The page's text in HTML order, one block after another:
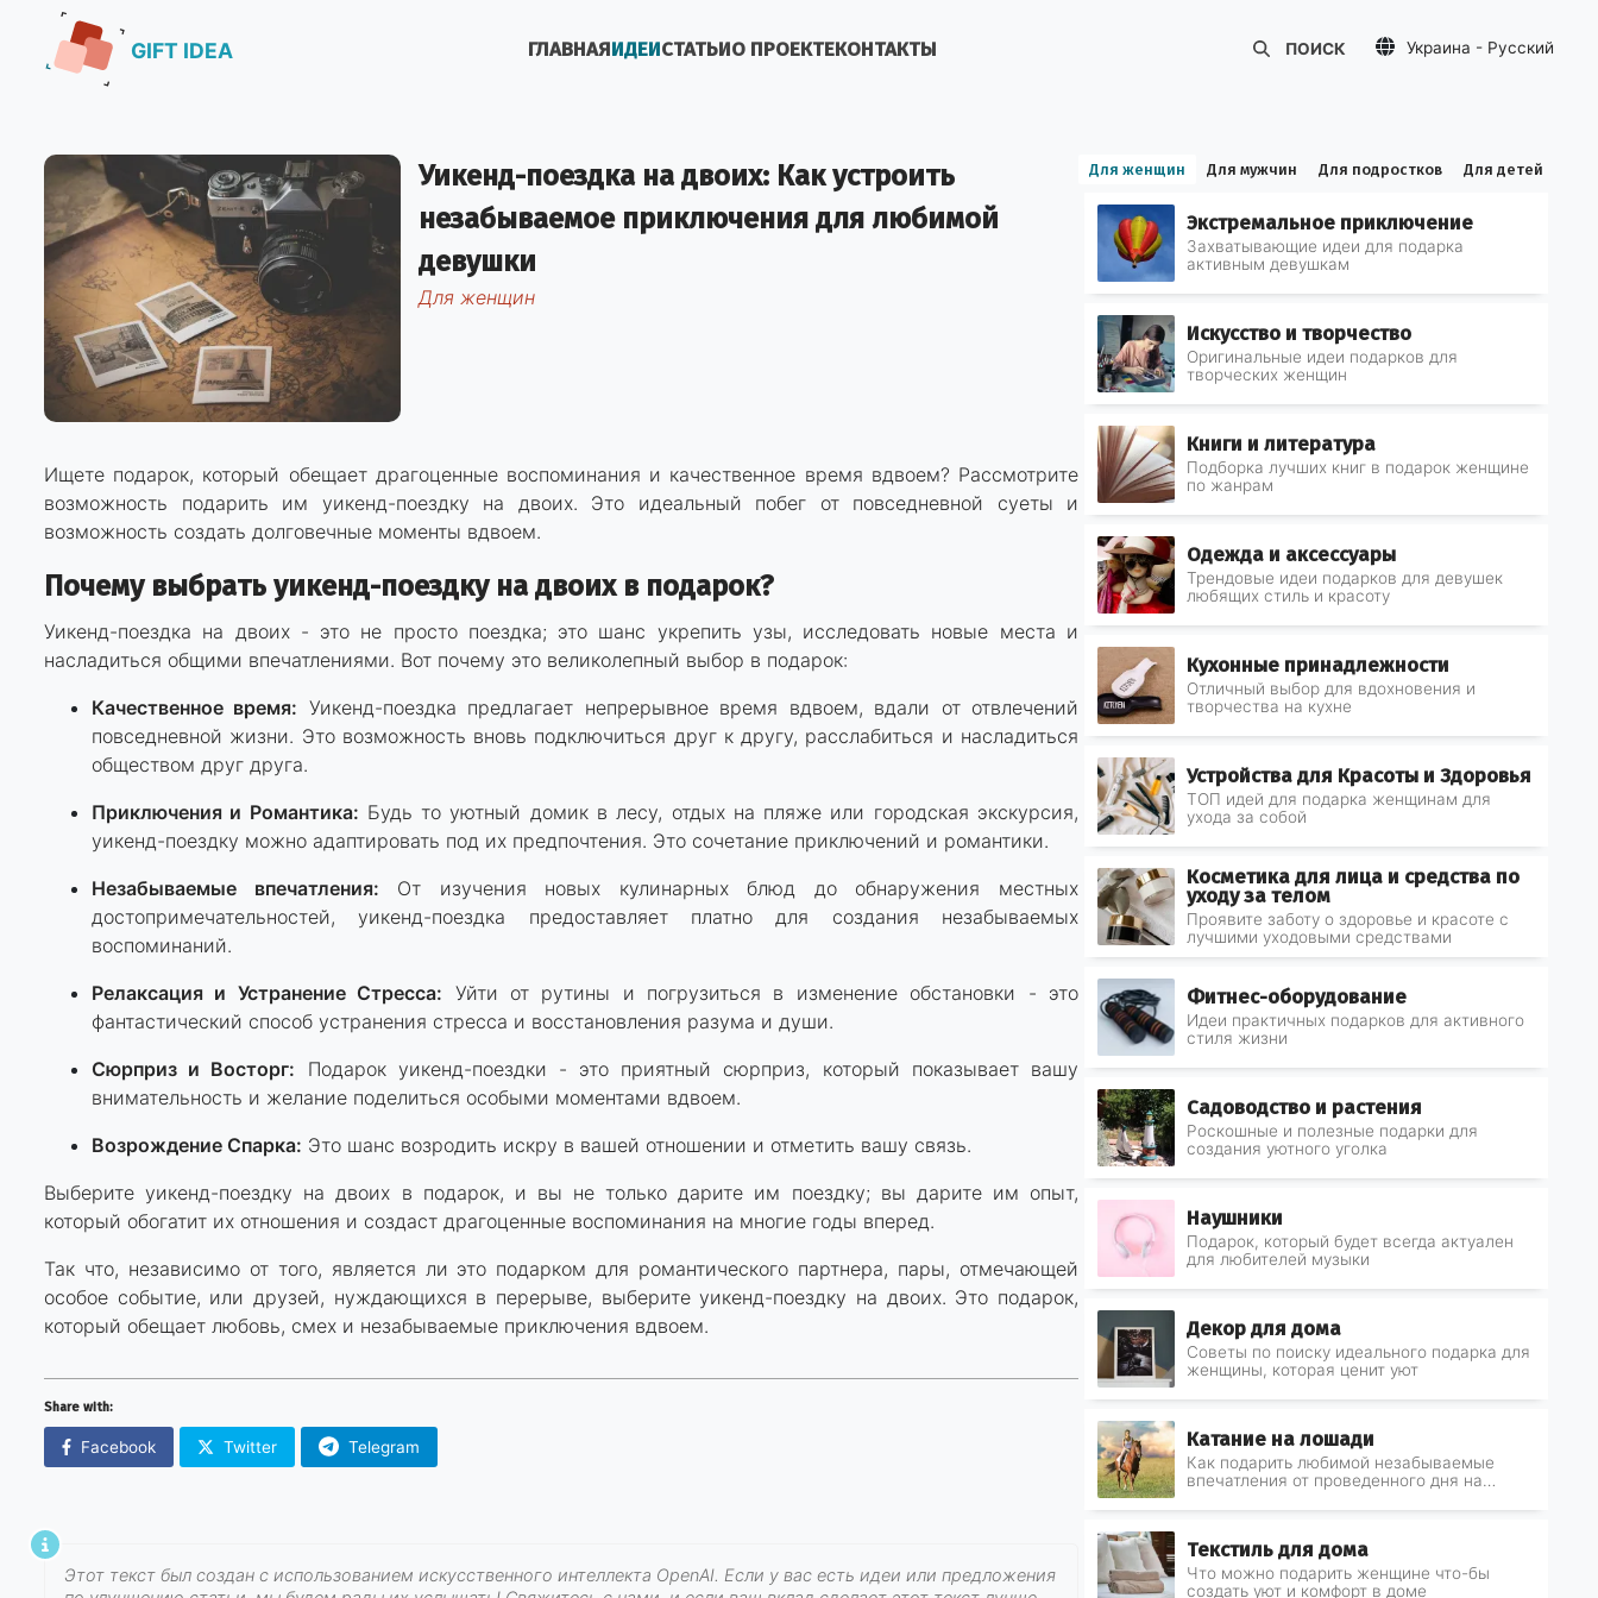
GIFT IDEA ГЛАВНАЯИДЕИСТАТЬИO ПРОЕКТЕКОНТАКТЫ ПОИСК Украина - Русский
Уикенд-поездка на двоих: Как устроить
незабываемое приключения для любимой
девушки
для женщин
Ищете подарок, который обещает драгоценные воспоминания и качественное время вдвоем? Рассмотрите
возможность подарить им уикенд-поездку на двоих. Это идеальный побег от повседневной суеты и
возможность создать долговечные моменты вдвоем.
Почему выбрать уикенд-поездку на двоих в подарок?
Уикенд-поездка на двоих - это не просто поездка; это шанс укрепить узы, исследовать новые места и
насладиться общими впечатлениями. Вот почему это великолепный выбор в подарок:
Качественное время: Уикенд-поездка предлагает непрерывное время вдвоем, вдали от отвлечений
повседневной жизни. Это возможность вновь подключиться друг к другу, расслабиться и насладиться
обществом друг друга.
Приключения и Романтика: Будь то уютный домик в лесу, отдых на пляже или городская экскурсия,
уикенд-поездку можно адаптировать под их предпочтения. Это сочетание приключений и романтики.
Незабываемые впечатления: От изучения новых кулинарных блюд до обнаружения местных
достопримечательностей, уикенд-поездка предоставляет платно для создания незабываемых
воспоминаний.
Релаксация и Устранение Стресса: Уйти от рутины и погрузиться в изменение обстановки - это
фантастический способ устранения стресса и восстановления разума и души.
Сюрприз и Восторг: Подарок уикенд-поездки - это приятный сюрприз, который показывает вашу
внимательность и желание поделиться особыми моментами вдвоем.
Возрождение Спарка: Это шанс возродить искру в вашей отношении и отметить вашу связь.
Выберите уикенд-поездку на двоих в подарок, и вы не только дарите им поездку; вы дарите им опыт,
который обогатит их отношения и создаст драгоценные воспоминания на многие годы вперед.
Так что, независимо от того, является ли это подарком для романтического партнера, пары, отмечающей
особое событие, или друзей, нуждающихся в перерыве, выберите уикенд-поездку на двоих. Это подарок,
который обещает любовь, смех и незабываемые приключения вдвоем.
Share with:
Facebook Twitter Telegram
Этот текст был создан с использованием искусственного интеллекта OpenAI. Если у вас есть идеи или предложения
для женщин для мужчин для подростков для детей
Экстремальное приключение
Захватывающие идеи для подарка
активным девушкам
Искусство и творчество
Оригинальные идеи подарков для
творческих женщин
Книги и литература
Подборка лучших книг в подарок женщине
по жанрам
Одежда и аксессуары
Трендовые идеи подарков для девушек
любящих стиль и красоту
Кухонные принадлежности
Отличный выбор для вдохновения и
творчества на кухне
Устройства для Красоты и Здоровья
ТОП идей для подарка женщинам для
ухода за собой
Косметика для лица и средства по
уходу за телом
Проявите заботу о здоровье и красоте с
лучшими уходовыми средствами
Фитнес-оборудование
Идеи практичных подарков для активного
стиля жизни
Cадоводство и растения
Роскошные и полезные подарки для
создания уютного уголка
Наушники
Подарок, который будет всегда актуален
для любителей музыки
Декор для дома
Советы по поиску идеального подарка для
женщины, которая ценит уют
Катание на лошади
Как подарить любимой незабываемые
впечатления от проведенного дня на
Текстиль для дома
Что можно подарить женщине что-бы
создать уют и комфорт в доме